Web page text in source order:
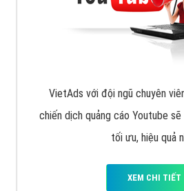
VietAds triển khai dịch vụ quảng
muốn đặt
XEM CHI TIẾT